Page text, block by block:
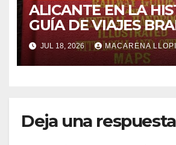
ALICANTE EN LA
GUÍA DE VIAJES
¿Sabías que
en la primera guía de
ferrocarriles
JUL 18, 2026 MACARENA
Deja una respuesta